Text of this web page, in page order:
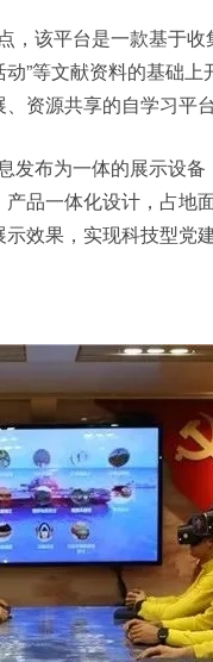
该平台是一款基于收
”等文献资料的基础
资源共享的自学习平台
发布为一体的展示设
品一体化设计，占地
效果，实现科技型党建